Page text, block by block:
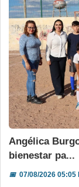
Angélica
bienestar pa...
📅07/08/2026 05:05